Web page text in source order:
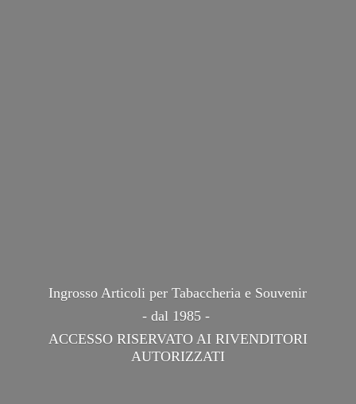
Ingrosso Articoli per Tabaccheria e Souvenir
- dal 1985 -
ACCESSO RISERVATO AI RIVENDITORI
AUTORIZZATI